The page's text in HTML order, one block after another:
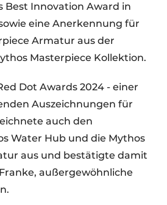
Best Innovation Award in
eine Anerkennung für
Armatur aus der
Masterpiece Kollektion.
Dot Awards 2024 - einer
Auszeichnungen für
auch den
Water Hub und die Mythos
aus und bestätigte damit
außergewöhnliche